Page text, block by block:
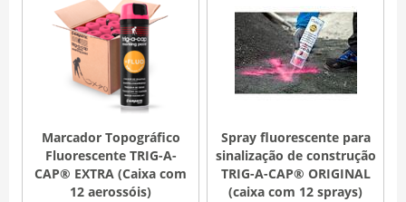
Marcador Topográfico
Fluorescente TRIG-A-
CAP® EXTRA (Caixa com
12 aerossóis)
Spray fluorescente para
sinalização de construção
TRIG-A-CAP® ORIGINAL
(caixa com 12 sprays)